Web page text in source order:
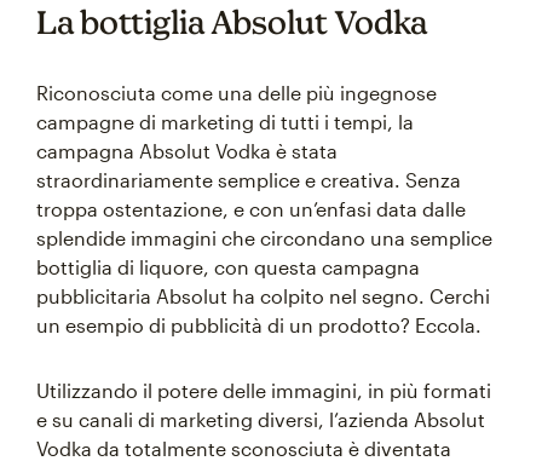
La bottiglia Absolut Vodka
Riconosciuta come una delle più ingegnose
campagne di marketing di tutti i tempi, la
campagna Absolut Vodka è stata
straordinariamente semplice e creativa. Senza
troppa ostentazione, e con un’enfasi data dalle
splendide immagini che circondano una semplice
bottiglia di liquore, con questa campagna
pubblicitaria Absolut ha colpito nel segno. Cerchi
un esempio di pubblicità di un prodotto? Eccola.
Utilizzando il potere delle immagini, in più formati
e su canali di marketing diversi, l’azienda Absolut
Vodka da totalmente sconosciuta è diventata